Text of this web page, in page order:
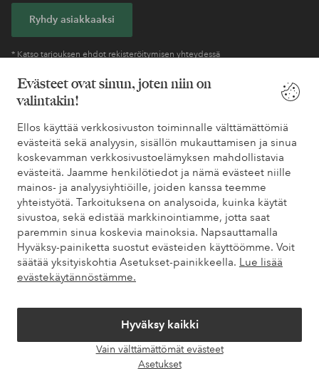
Evästeet ovat sinun, joten niin on
valintakin!
Ellos käyttää verkkosivuston toiminnalle välttämättömiä
evästeitä sekä analyysin, sisällön mukauttamisen ja sinua
koskevamman verkkosivustoelämyksen mahdollistavia
evästeitä. Jaamme henkilötiedot ja nämä evästeet niille
mainos- ja analyysiyhtiöille, joiden kanssa teemme
yhteistyötä. Tarkoituksena on analysoida, kuinka käytät
sivustoa, sekä edistää markkinointiamme, jotta saat
paremmin sinua koskevia mainoksia. Napsauttamalla
Hyväksy-painiketta suostut evästeiden käyttöömme. Voit
säätää yksityiskohtia Asetukset-painikkeella. Lue lisää
evästekäytännöstämme.
Hyväksy kaikki
Vain välttämättömät evästeet
Asetukset
Ryhdy asiakkaaksi
* Katso tarjouksen ehdot rekisteröitymisen yhteydessä
Tarvitsetko apua?
Löydät vastaukset useimmin kysyttyihin kysymyksiin usein
kysytyistä kysymyksistä. Löydät myös tietoa siitä, miten voit ottaa
meihin yhteyttä.
Asiakaspalvelu Tilaukset Maksutavat
Omat sivut